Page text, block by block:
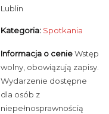
Lublin
Kategoria: Spotkania
Informacja o cenieWstęp
wolny, obowiązują zapisy.
Wydarzenie dostępne
dla osób z
niepełnosprawnością